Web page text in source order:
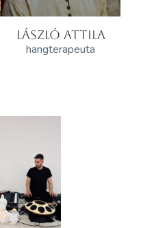
LÁSZLÓ ATTILA
hangterapeuta